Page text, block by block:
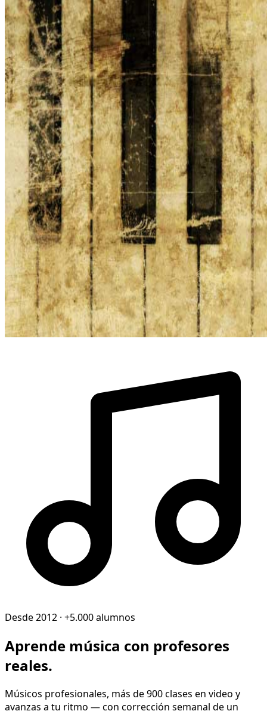
Desde 2012 · +5.000 alumnos
Aprende música con profesores
reales.
Músicos profesionales, más de 900 clases en video y
avanzas a tu ritmo — con corrección semanal de un